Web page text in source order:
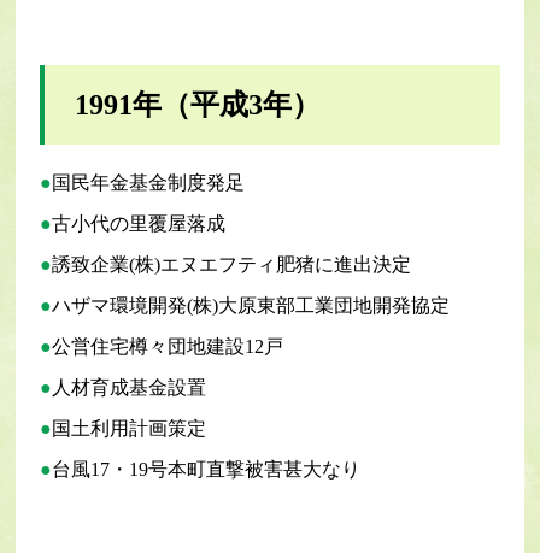
1991年（平成3年）
国民年金基金制度発足
古小代の里覆屋落成
誘致企業(株)エヌエフティ肥猪に進出決定
ハザマ環境開発(株)大原東部工業団地開発協定
公営住宅樽々団地建設12戸
人材育成基金設置
国土利用計画策定
台風17・19号本町直撃被害甚大なり